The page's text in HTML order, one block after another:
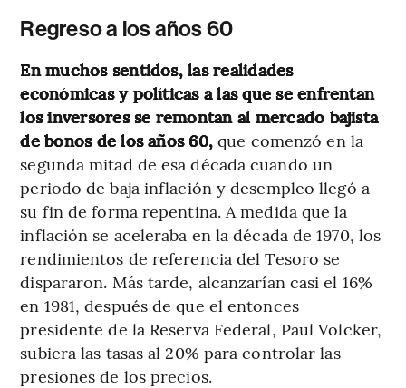
Regreso a los años 60
En muchos sentidos, las realidades
económicas y políticas a las que se enfrentan
los inversores se remontan al mercado bajista
de bonos de los años 60, que comenzó en la
segunda mitad de esa década cuando un
periodo de baja inflación y desempleo llegó a
su fin de forma repentina. A medida que la
inflación se aceleraba en la década de 1970, los
rendimientos de referencia del Tesoro se
dispararon. Más tarde, alcanzarían casi el 16%
en 1981, después de que el entonces
presidente de la Reserva Federal, Paul Volcker,
subiera las tasas al 20% para controlar las
presiones de los precios.